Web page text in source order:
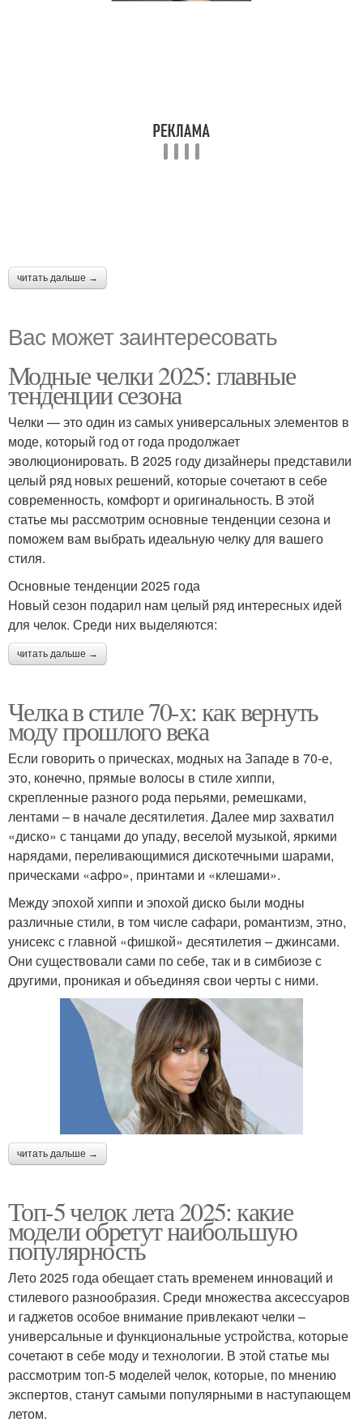
читать дальше →
Вас может заинтересовать
Модные челки 2025: главные
тенденции сезона
Челки — это один из самых универсальных элементов в
моде, который год от года продолжает
эволюционировать. В 2025 году дизайнеры представили
целый ряд новых решений, которые сочетают в себе
современность, комфорт и оригинальность. В этой
статье мы рассмотрим основные тенденции сезона и
поможем вам выбрать идеальную челку для вашего
стиля.
Основные тенденции 2025 года
Новый сезон подарил нам целый ряд интересных идей
для челок. Среди них выделяются:
читать дальше →
Челка в стиле 70-х: как вернуть
моду прошлого века
Если говорить о прическах, модных на Западе в 70-е,
это, конечно, прямые волосы в стиле хиппи,
скрепленные разного рода перьями, ремешками,
лентами – в начале десятилетия. Далее мир захватил
«диско» с танцами до упаду, веселой музыкой, яркими
нарядами, переливающимися дискотечными шарами,
прическами «афро», принтами и «клешами».
Между эпохой хиппи и эпохой диско были модны
различные стили, в том числе сафари, романтизм, этно,
унисекс с главной «фишкой» десятилетия – джинсами.
Они существовали сами по себе, так и в симбиозе с
другими, проникая и объединяя свои черты с ними.
читать дальше →
Топ-5 челок лета 2025: какие
модели обретут наибольшую
популярность
Лето 2025 года обещает стать временем инноваций и
стилевого разнообразия. Среди множества аксессуаров
и гаджетов особое внимание привлекают челки –
универсальные и функциональные устройства, которые
сочетают в себе моду и технологии. В этой статье мы
рассмотрим топ-5 моделей челок, которые, по мнению
экспертов, станут самыми популярными в наступающем
летом.